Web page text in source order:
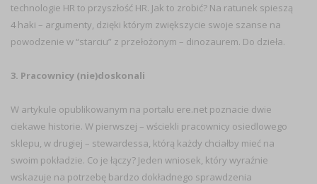
technologie HR to przyszłość HR. Jak to zrobić? Na ratunek spieszą
4 haki – argumenty, dzięki którym zwiększycie swoje szanse na
powodzenie w “starciu” z przełożonym – dinozaurem. Do dzieła.
3. Pracownicy (nie)doskonali
W artykule opublikowanym na portalu ere.net poznacie dwie
ciekawe historie. W pierwszej – wściekli pracownicy osiedlowego
sklepu, w drugiej – stewardessa, którą każdy chciałby mieć na
swoim pokładzie. Co je łączy? Jeden wniosek, który wyraźnie
wskazuje na potrzebę bardzo dokładnego sprawdzenia